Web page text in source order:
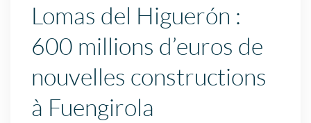
Lomas del Higuerón :
600 millions d’euros de
nouvelles constructions
à Fuengirola